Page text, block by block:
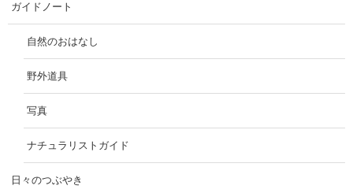
ガイドノート
自然のおはなし
野外道具
写真
ナチュラリストガイド
日々のつぶやき